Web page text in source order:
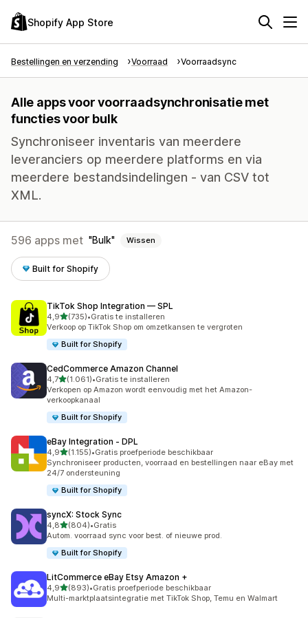
Shopify App Store
Bestellingen en verzending Voorraad Voorraadsync
Alle apps voor voorraadsynchronisatie met
functies voor bulk
Synchroniseer inventaris van meerdere
leveranciers op meerdere platforms en via
meerdere bestandsindelingen - van CSV tot
XML.
596 apps met Bulk Wissen
Built for Shopify
TikTok Shop Integration — SPL
4,9van 5 sterren
(735)
735 recensies in totaal
•Gratis te installeren
Verkoop op TikTok Shop om omzetkansen te vergroten
Built for Shopify
CedCommerce Amazon Channel
4,7van 5 sterren
(1.061)
1061 recensies in totaal
•Gratis te installeren
Verkopen op Amazon wordt eenvoudig met het Amazon-
verkoopkanaal
Built for Shopify
eBay Integration ‑ DPL
4,9van 5 sterren
(1.155)
1155 recensies in totaal
•Gratis proefperiode beschikbaar
Synchroniseer producten, voorraad en bestellingen naar eBay met
24/7 ondersteuning
Built for Shopify
syncX: Stock Sync
4,8van 5 sterren
(804)
804 recensies in totaal
•Gratis
Autom. voorraad sync voor best. of nieuwe prod.
Built for Shopify
LitCommerce eBay Etsy Amazon +
4,9van 5 sterren
(893)
893 recensies in totaal
•Gratis proefperiode beschikbaar
Multi-marktplaatsintegratie met TikTok Shop, Temu en Walmart